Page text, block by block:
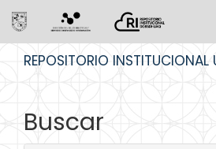
REPOSITORIO INSTITUCIONAL
Buscar